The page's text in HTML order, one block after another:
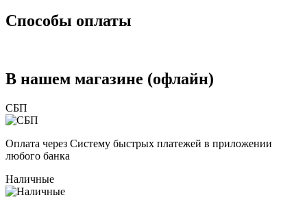
Способы оплаты
В нашем магазине (офлайн)
СБП
Оплата через Систему быстрых платежей в приложении
любого банка
Наличные